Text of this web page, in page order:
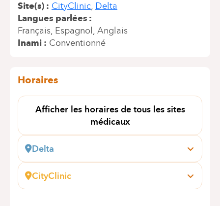
Site(s) CityClinic Delta
Langues parlées
Français Espagnol
Anglais
Inami
Conventionné
Horaires
Afficher les horaires de tous les sites
médicaux
Delta
Boulevard du Triomphe, 201
1160 Bruxelles (Auderghem)
CityClinic
Avenue Louise, 235B